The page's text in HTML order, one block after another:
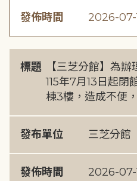
發佈時間 2026-07-
標題
【三芝分館】為
115年7月13日起閉
棟3樓，造成不便
發布單位 三芝分館
發佈時間 2026-07-